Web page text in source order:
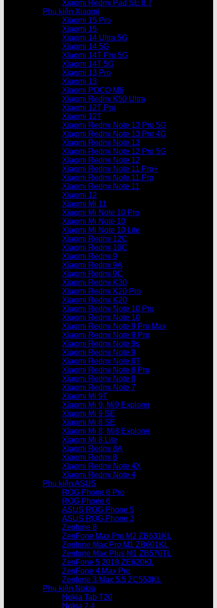
Xiaomi Redmi Pad SE 8.7
Phụ kiện Xiaomi
Xiaomi 15 Pro
Xiaomi 15
Xiaomi 14 Ultra 5G
Xiaomi 14 5G
Xiaomi 14T Pro 5G
Xiaomi 14T 5G
Xiaomi 13 Pro
Xiaomi 13
Xiaomi POCO M6
Xiaomi Redmi K50 Ultra
Xiaomi 12T Pro
Xiaomi 12T
Xiaomi Redmi Note 13 Pro 5G
Xiaomi Redmi Note 13 Pro 4G
Xiaomi Redmi Note 13
Xiaomi Redmi Note 12 Pro 5G
Xiaomi Redmi Note 12
Xiaomi Redmi Note 11 Pro+
Xiaomi Redmi Note 11 Pro
Xiaomi Redmi Note 11
Xiaomi 12
Xiaomi Mi 11
Xiaomi Mi Note 10 Pro
Xiaomi Mi Note 10
Xiaomi Mi Note 10 Lite
Xiaomi Redmi 12C
Xiaomi Redmi 10C
Xiaomi Redmi 9
Xiaomi Redmi 9A
Xiaomi Redmi 9C
Xiaomi Redmi K30
Xiaomi Redmi K20 Pro
Xiaomi Redmi K20
Xiaomi Redmi Note 10 Pro
Xiaomi Redmi Note 10
Xiaomi Redmi Note 9 Pro Max
Xiaomi Redmi Note 9 Pro
Xiaomi Redmi Note 9s
Xiaomi Redmi Note 9
Xiaomi Redmi Note 8T
Xiaomi Redmi Note 8 Pro
Xiaomi Redmi Note 8
Xiaomi Redmi Note 7
Xiaomi Mi 9T
Xiaomi Mi 9, Mi9 Explorer
Xiaomi Mi 9 SE
Xiaomi Mi 8 SE
Xiaomi Mi 8, Mi8 Explorer
Xiaomi Mi 8 Lite
Xiaomi Redmi 8A
Xiaomi Redmi 8
Xiaomi Redmi Note 4X
Xiaomi Redmi Note 4
Phụ kiện ASUS
ROG Phone 6 Pro
ROG Phone 6
ASUS ROG Phone 5
ASUS ROG Phone 3
Zenfone 8
ZenFone Max Pro M2 ZB631KL
Zenfone Max Pro M1 ZB601KL
Zenfone Max Plus M1 ZB570TL
ZenFone 5 2018 ZE620KL
ZenFone 4 Max Pro
Zenfone 3 Max 5.5 ZC553KL
Phụ kiện Nokia
Nokia Tab T20
Nokia 2.4